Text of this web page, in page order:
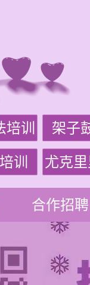
训 架子
训 尤克里
合作招聘